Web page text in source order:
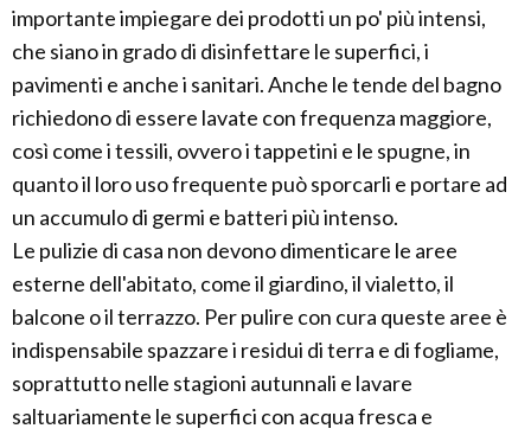
importante impiegare dei prodotti un po' più intensi,
che siano in grado di disinfettare le superfici, i
pavimenti e anche i sanitari. Anche le tende del bagno
richiedono di essere lavate con frequenza maggiore,
così come i tessili, ovvero i tappetini e le spugne, in
quanto il loro uso frequente può sporcarli e portare ad
un accumulo di germi e batteri più intenso.
Le pulizie di casa non devono dimenticare le aree
esterne dell'abitato, come il giardino, il vialetto, il
balcone o il terrazzo. Per pulire con cura queste aree è
indispensabile spazzare i residui di terra e di fogliame,
soprattutto nelle stagioni autunnali e lavare
saltuariamente le superfici con acqua fresca e